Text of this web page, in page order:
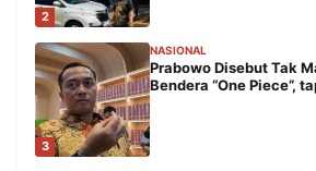
2
3
NASIONAL
Prabowo Disebut Tak
Bendera “One Piece”,